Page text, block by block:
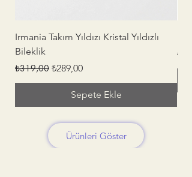
Irmania Takım Yıldızı Kristal Yıldızlı
Bileklik
Normal Fiyat
₺319,00 İndirimli Fiyat
₺289,00
Sepete Ekle
Ürünleri Göster